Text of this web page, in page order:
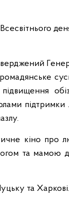
кіно про
та мамою
та Харкові.